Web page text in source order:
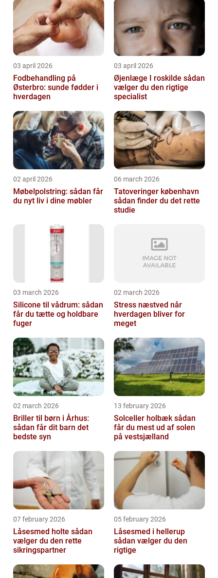
03 april 2026
Fodbehandling på
Østerbro: sunde fødder i
hverdagen
03 april 2026
Øjenlæge I roskilde sådan
vælger du den rigtige
specialist
02 april 2026
Møbelpolstring: sådan får
du nyt liv i dine møbler
06 march 2026
Tatoveringer københavn
sådan finder du det rette
studie
03 march 2026
Silicone til vådrum: sådan
får du tætte og holdbare
fuger
02 march 2026
Stress næstved når
hverdagen bliver for
meget
02 march 2026
Briller til børn i Århus:
sådan får dit barn det
bedste syn
13 february 2026
Solceller holbæk sådan
får du mest ud af solen
på vestsjælland
07 february 2026
Låsesmed holte sådan
vælger du den rette
sikringspartner
05 february 2026
Låsesmed i hellerup
sådan vælger du den
rigtige